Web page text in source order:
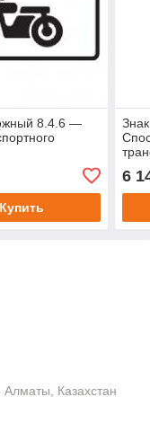
8.4.6 —
Купить
6
Казахстан